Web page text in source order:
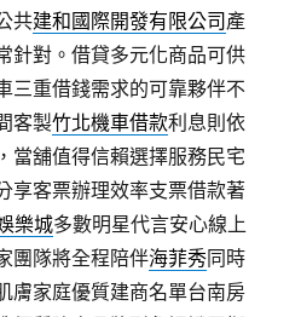
共建和國際開發有限公司 產
針對。借貸多元化商品可供
三重借錢需求的可靠夥伴不
客製竹北機車借款利息則依
當舖值得信賴選擇服務民宅
享客票辦理效率支票借款著
樂城多數明星代言安心線上
團隊將全程陪伴海菲秀同時
膚家庭優質建商名單台南房